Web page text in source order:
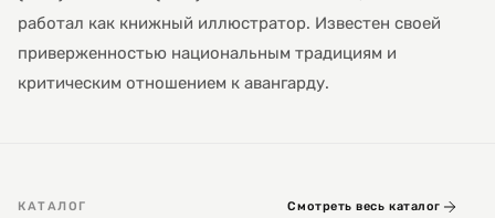
работал как книжный иллюстратор. Известен своей
приверженностью национальным традициям и
критическим отношением к авангарду.
КАТАЛОГ Смотреть весь каталог